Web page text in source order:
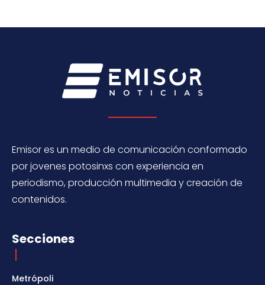
Emisor es un medio de comunicación conformado
por jovenes potosinxs con experiencia en
periodismo, producción multimedia y creación de
contenidos.
Secciones
Metrópoli